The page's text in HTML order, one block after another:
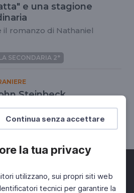
Continua senza accettare
la tua privacy
utilizzano, sui propri siti web
tecnici per garantire la
e una stagione
il romanzo di Nathaniel
SECONDARIA 2°
Steinbeck
dello scrittore
SECONDARIA 2°